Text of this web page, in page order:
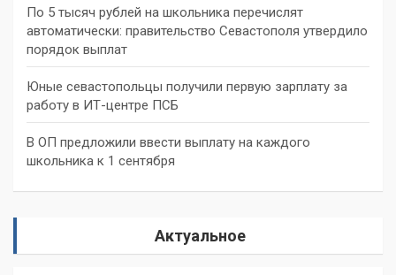
По 5 тысяч рублей на школьника перечислят
автоматически: правительство Севастополя утвердило
порядок выплат
Юные севастопольцы получили первую зарплату за
работу в ИТ-центре ПСБ
В ОП предложили ввести выплату на каждого
школьника к 1 сентября
Актуальное